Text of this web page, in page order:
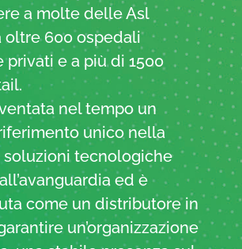
a molte delle Asl
oltre 600 ospedali
privati e a più di 1500
nel tempo un
unico nella
soluzioni tecnologiche
ed è
come un distributore in
un’organizzazione